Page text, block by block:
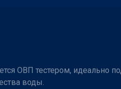
ОВП тестером, идеально
воды.